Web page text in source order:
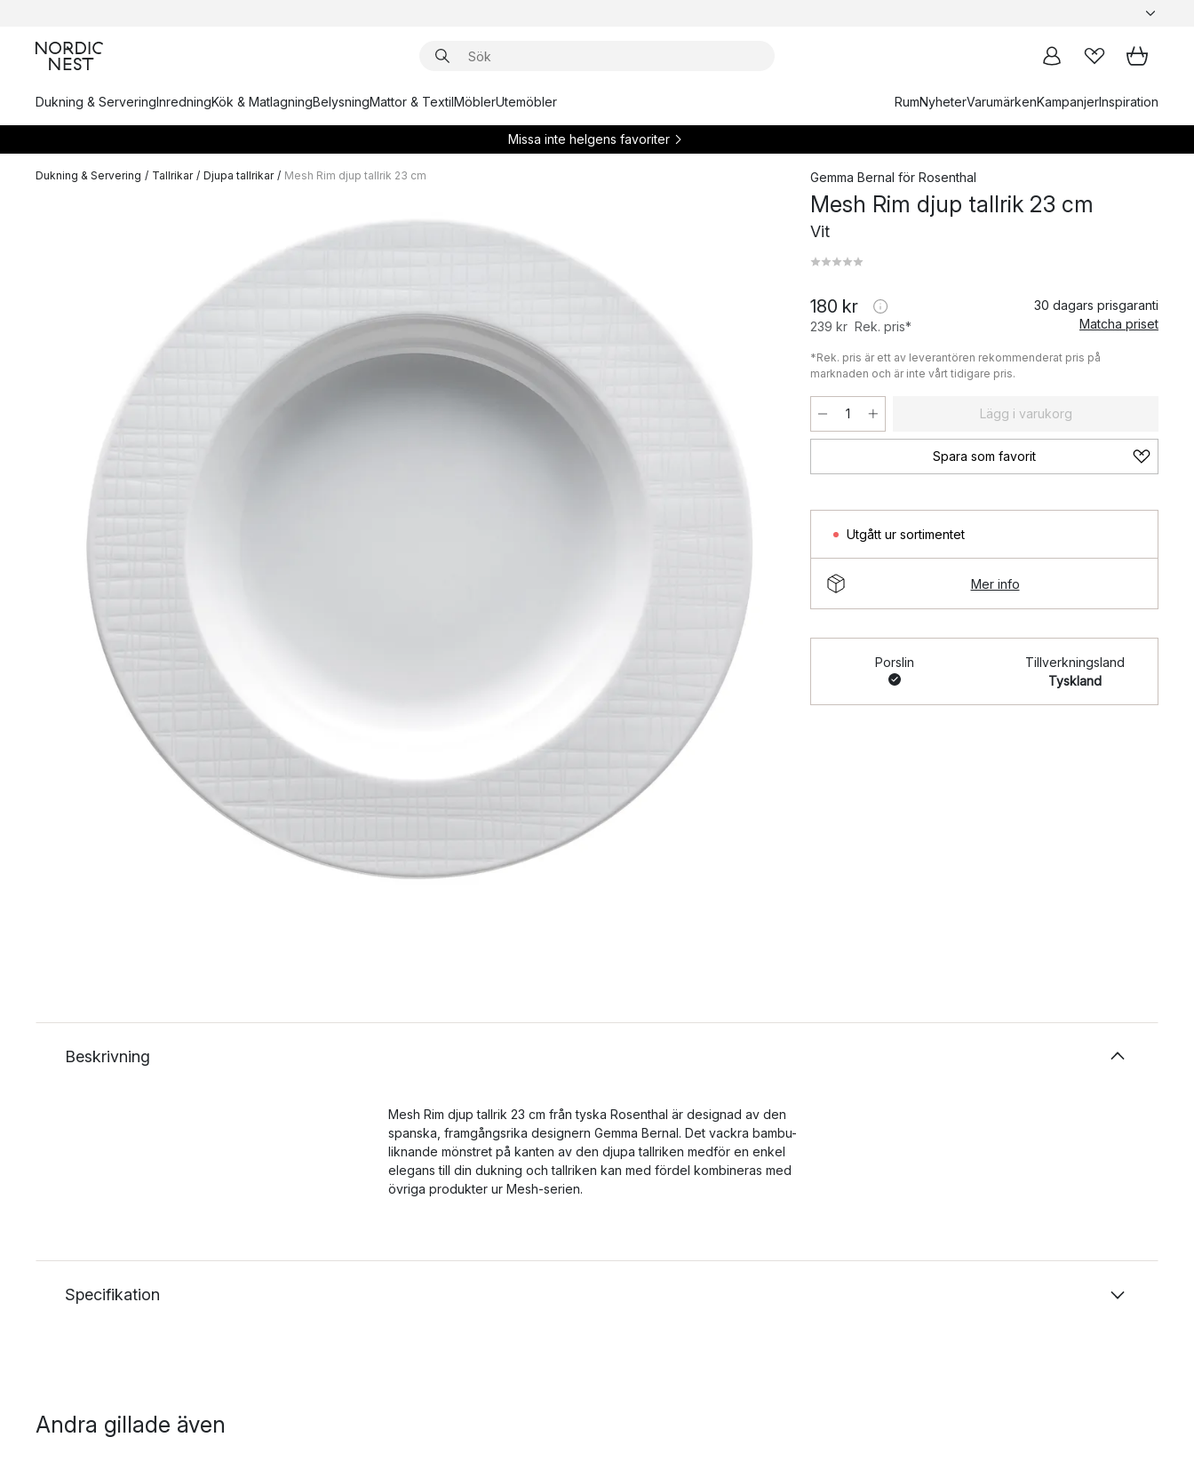
Dukning & ServeringInredningKök & MatlagningBelysningMattor & TextilMöblerUtemöbler RumNyheterVarumärkenKampanjerInspiration
Missa inte helgens favoriter
Dukning & Servering / Tallrikar / Djupa tallrikar / Mesh Rim djup tallrik 23 cm Gemma Bernal för Rosenthal
Mesh Rim djup tallrik 23 cm
Vit
180 kr
239 kr Rek. pris*
30 dagars prisgaranti
Matcha priset
*Rek. pris är ett av leverantören rekommenderat pris på
marknaden och är inte vårt tidigare pris.
Lägg i varukorg
Spara som favorit
Utgått ur sortimentet
Mer info
Porslin
Tillverkningsland
Tyskland
Beskrivning
Mesh Rim djup tallrik 23 cm från tyska Rosenthal är designad av den
spanska, framgångsrika designern Gemma Bernal. Det vackra bambu-
liknande mönstret på kanten av den djupa tallriken medför en enkel
elegans till din dukning och tallriken kan med fördel kombineras med
övriga produkter ur Mesh-serien.
Specifikation
Andra gillade även